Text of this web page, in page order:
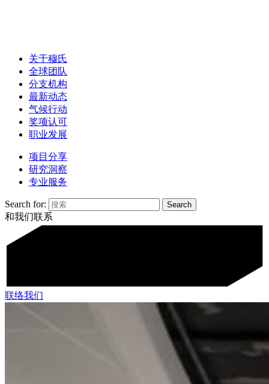
关于穆氏
全球团队
分支机构
最新动态
气候行动
奖项认可
职业发展
项目分享
研究洞察
专业服务
Search for:
和我们联系
联络我们